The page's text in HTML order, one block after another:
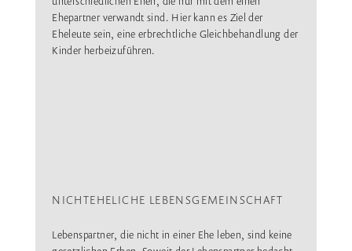
Ehepartner verwandt sind. Hier kann es Ziel der
Eheleute sein, eine erbrechtliche Gleichbehandlung der
Kinder herbeizuführen.
NICHTEHELICHE LEBENSGEMEINSCHAFT
Lebenspartner, die nicht in einer Ehe leben, sind keine